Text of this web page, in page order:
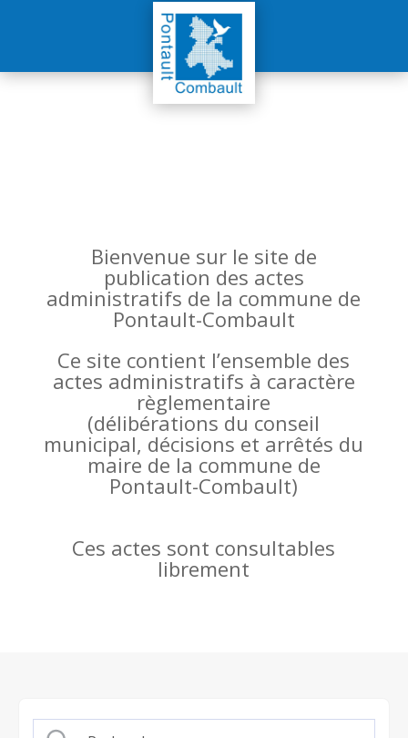
Bienvenue sur le site de
publication des actes
administratifs de la commune de
Pontault-Combault
Ce site contient l’ensemble des
actes administratifs à caractère
règlementaire
(délibérations du conseil
municipal, décisions et arrêtés du
maire de la commune de
Pontault-Combault)
Ces actes sont consultables
librement